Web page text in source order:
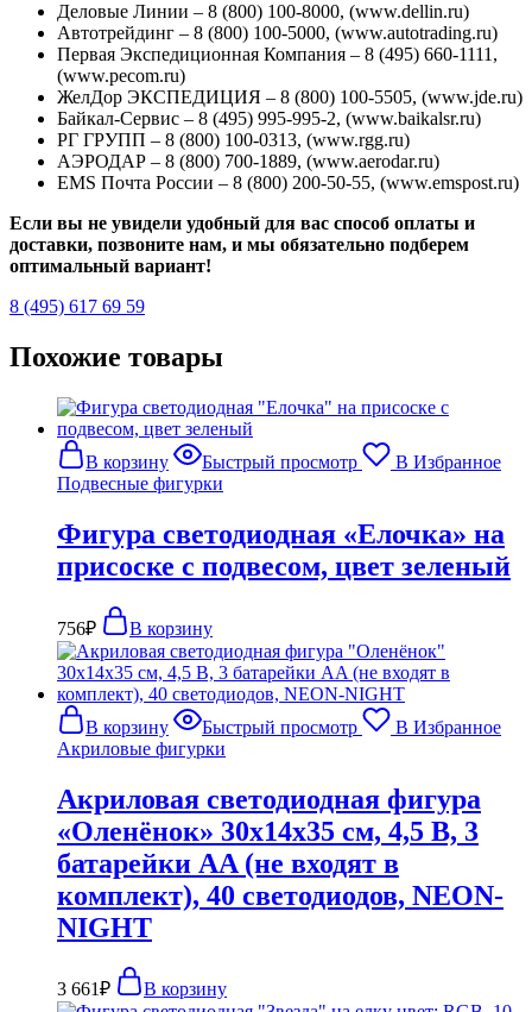
Деловые Линии – 8 (800) 100-8000, (www.dellin.ru)
Автотрейдинг – 8 (800) 100-5000, (www.autotrading.ru)
Первая Экспедиционная Компания – 8 (495) 660-1111,
(www.pecom.ru)
ЖелДор ЭКСПЕДИЦИЯ – 8 (800) 100-5505, (www.jde.ru)
Байкал-Сервис – 8 (495) 995-995-2, (www.baikalsr.ru)
РГ ГРУПП – 8 (800) 100-0313, (www.rgg.ru)
АЭРОДАР – 8 (800) 700-1889, (www.aerodar.ru)
EMS Почта России – 8 (800) 200-50-55, (www.emspost.ru)
Если вы не увидели удобный для вас способ оплаты и
доставки, позвоните нам, и мы обязательно подберем
оптимальный вариант!
8 (495) 617 69 59
Похожие товары
В корзину Быстрый просмотр
В Избранное
Подвесные фигурки
Фигура светодиодная «Елочка» на
присоске с подвесом, цвет зеленый
756₽ В корзину
В корзину Быстрый просмотр
В Избранное
Акриловые фигурки
Акриловая светодиодная фигура
«Оленёнок» 30х14х35 см, 4,5 В, 3
батарейки AA (не входят в
комплект), 40 светодиодов, NEON-
NIGHT
3 661₽ В корзину